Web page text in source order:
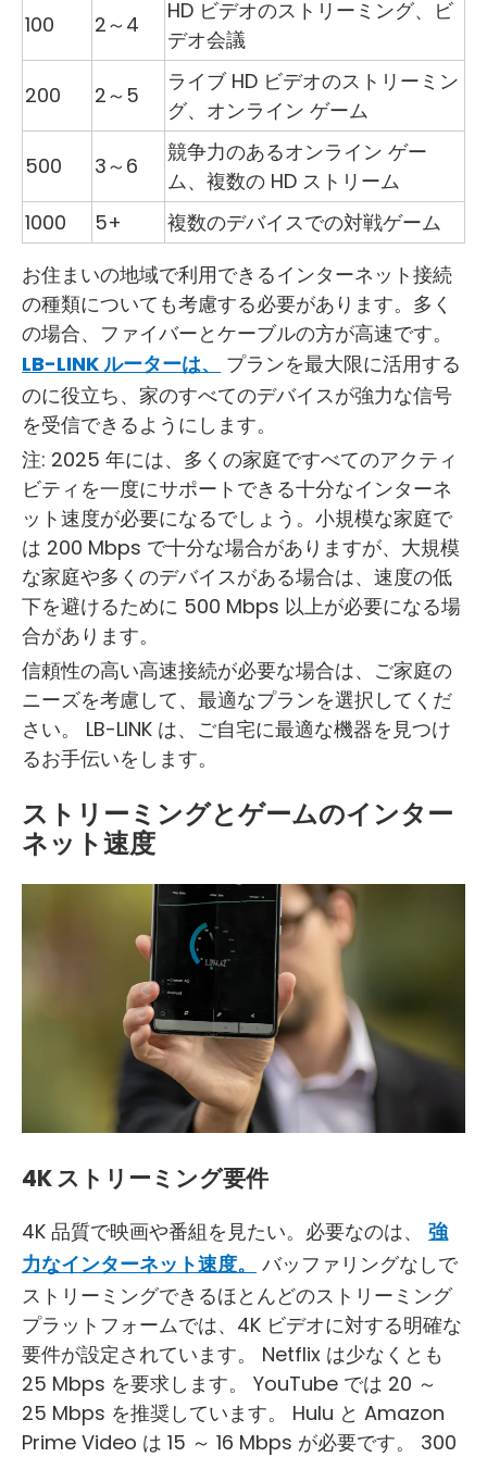
100 2～4
HD ビデオのストリーミング、ビ
デオ会議
200 2～5
ライブ HD ビデオのストリーミン
グ、オンライン ゲーム
500 3～6
競争力のあるオンライン ゲー
ム、複数の HD ストリーム
1000
5+
複数のデバイスでの対戦ゲーム
お住まいの地域で利用できるインターネット接続
の種類についても考慮する必要があります。多く
の場合、ファイバーとケーブルの方が高速です。
LB-LINK ルーターは、
プランを最大限に活用する
のに役立ち、家のすべてのデバイスが強力な信号
を受信できるようにします。
注: 2025 年には、多くの家庭ですべてのアクティ
ビティを一度にサポートできる十分なインターネ
ット速度が必要になるでしょう。小規模な家庭で
は 200 Mbps で十分な場合がありますが、大規模
な家庭や多くのデバイスがある場合は、速度の低
下を避けるために 500 Mbps 以上が必要になる場
合があります。
信頼性の高い高速接続が必要な場合は、ご家庭の
ニーズを考慮して、最適なプランを選択してくだ
さい。 LB-LINK は、ご自宅に最適な機器を見つけ
るお手伝いをします。
ストリーミングとゲームのインター
ネット速度
4K ストリーミング要件
4K 品質で映画や番組を見たい。必要なのは、 強
力なインターネット速度。
バッファリングなしで
ストリーミングできるほとんどのストリーミング
プラットフォームでは、4K ビデオに対する明確な
要件が設定されています。 Netflix は少なくとも
25 Mbps を要求します。 YouTube では 20 ～
25 Mbps を推奨しています。 Hulu と Amazon
Prime Video は 15 ～ 16 Mbps が必要です。 300